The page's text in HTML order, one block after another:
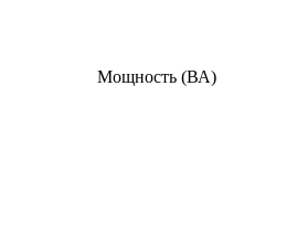
Мощность (ВА)